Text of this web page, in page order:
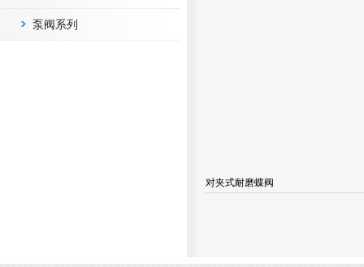
泵阀系列
对夹式耐磨蝶阀